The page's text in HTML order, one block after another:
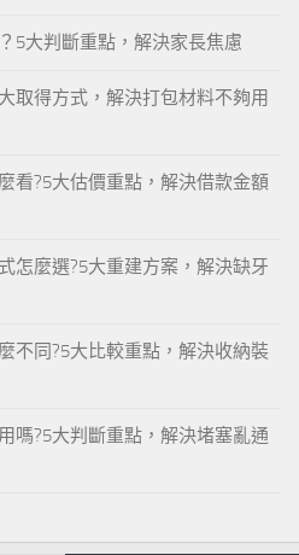
5大判斷重點，解決家長焦慮
取得方式，解決打包材料不夠用
看?5大估價重點，解決借款金額
怎麼選?5大重建方案，解決缺牙
不同?5大比較重點，解決收納裝
嗎?5大判斷重點，解決堵塞亂通